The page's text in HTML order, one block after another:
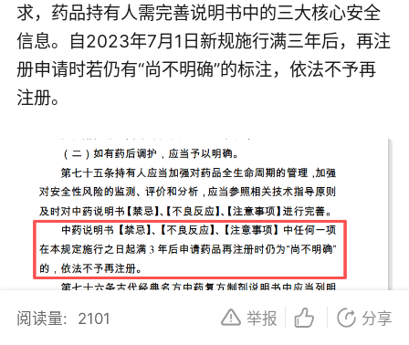
求，药品持有人需完善说明书中的三大核心安全
信息。自2023年7月1日新规施行满三年后，再注
册申请时若仍有“尚不明确”的标注，依法不予再
注册。
阅读量: 2101 举报 分享